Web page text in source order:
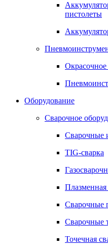
пистолеты
Окрасочное
Оборудование
Сварочное
Сварочные
TIG-сварка
Плазменная
Сварочные
Сварочные
Точечная